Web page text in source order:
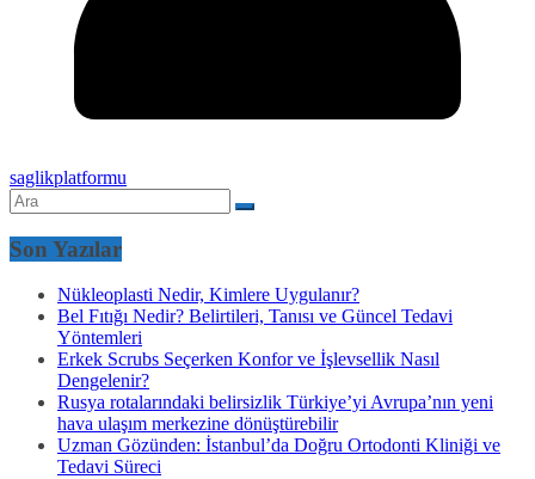
saglikplatformu
Son Yazılar
Nükleoplasti Nedir, Kimlere Uygulanır?
Bel Fıtığı Nedir? Belirtileri, Tanısı ve Güncel Tedavi
Yöntemleri
Erkek Scrubs Seçerken Konfor ve İşlevsellik Nasıl
Dengelenir?
Rusya rotalarındaki belirsizlik Türkiye’yi Avrupa’nın yeni
hava ulaşım merkezine dönüştürebilir
Uzman Gözünden: İstanbul’da Doğru Ortodonti Kliniği ve
Tedavi Süreci